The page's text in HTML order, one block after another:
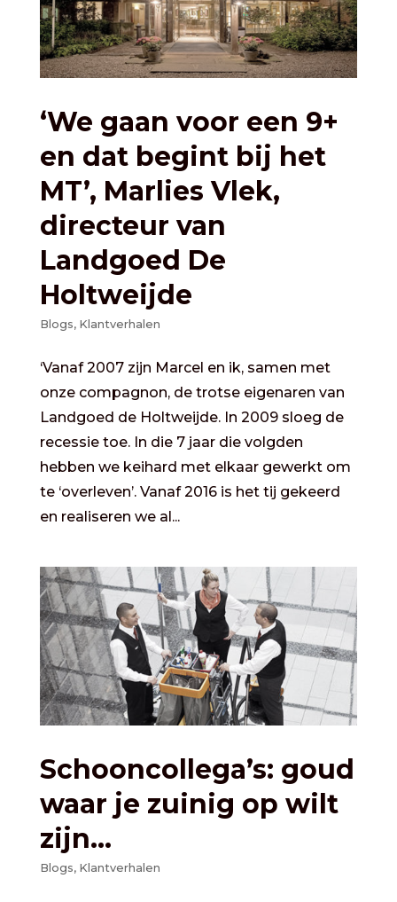
‘We gaan voor een 9+
en dat begint bij het
MT’, Marlies Vlek,
directeur van
Landgoed De
Holtweijde
Blogs, Klantverhalen
‘Vanaf 2007 zijn Marcel en ik, samen met
onze compagnon, de trotse eigenaren van
Landgoed de Holtweijde. In 2009 sloeg de
recessie toe. In die 7 jaar die volgden
hebben we keihard met elkaar gewerkt om
te ‘overleven’. Vanaf 2016 is het tij gekeerd
en realiseren we al...
Schooncollega’s: goud
waar je zuinig op wilt
zijn…
Blogs, Klantverhalen